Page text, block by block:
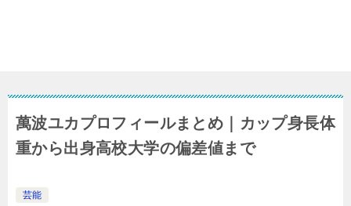
萬波ユカプロフィールまとめ｜カップ身長体
重から出身高校大学の偏差値まで
芸能